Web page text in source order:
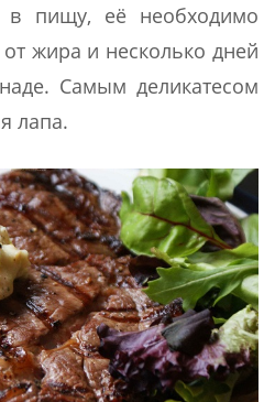
в пищу, её необходимо
жира и несколько дней
Самым деликатесом
лапа.